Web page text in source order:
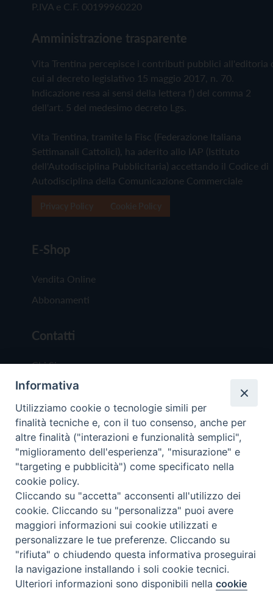
P.IVA e C.F. 00199960220
Amministrazione trasparente
Vita Trentina percepisce i contributi pubblici all'editoria
cui al decreto legislativo 15 maggio 2017, n. 70.
Indicazione resa ai sensi della lettera f) del comma 2
dell'art. 5 del medesimo decreto Lgs.
Vita Trentina, tramite la Fisc (Federazione Italiana
Settimanali Cattolici), ha aderito allo IAP (Istituto
dell'Autodisciplina Pubblicitaria) accettando il Codice di
Autodisciplina della Comunicazione Commerciale
E-Shop
Vendita Online
Abbonamenti
Contatti
Chi Siamo
Redazione
Scrivici
Copyright © 2019 - Tutti i diritti riservati - Vita
Trentina Editrice
Privacy Policy
Torna
Preferenze Cookie
Informativa
Utilizziamo cookie o tecnologie simili per
finalità tecniche e, con il tuo consenso, anche per
altre finalità ("interazioni e funzionalità semplici",
"miglioramento dell'esperienza", "misurazione" e
"targeting e pubblicità") come specificato nella
cookie policy.
Cliccando su "accetta" acconsenti all'utilizzo dei
cookie. Cliccando su "personalizza" puoi avere
maggiori informazioni sui cookie utilizzati e
personalizzare le tue preferenze. Cliccando su
"rifiuta" o chiudendo questa informativa proseguirai
la navigazione installando i soli cookie tecnici.
Ulteriori informazioni sono disponibili nellacookie